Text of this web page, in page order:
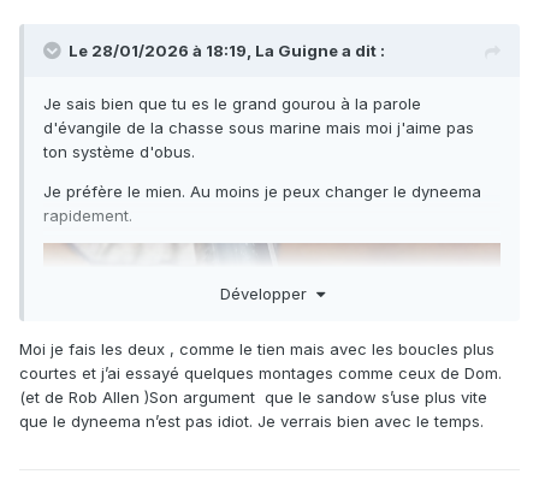
Le 28/01/2026 à 18:19, La Guignea dit :
Je sais bien que tu es le grand gourou à la parole
d'évangile de la chasse sous marine mais moi j'aime pas
ton système d'obus.
Je préfère le mien. Au moins je peux changer le dyneema
rapidement.
Développer
Moi je fais les deux , comme le tien mais avec les boucles plus
courtes et j’ai essayé quelques montages comme ceux de Dom.
(et de Rob Allen )Son argument que le sandow s’use plus vite
que le dyneema n’est pas idiot. Je verrais bien avec le temps.